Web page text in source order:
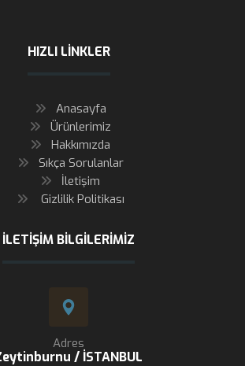
HIZLI LINKLER
Anasayfa
Ürünlerimiz
Hakkımızda
Sıkça Sorulanlar
İletişim
Gizlilik Politikası
İLETIŞIM BILGILERIMIZ
Adres
/ İSTANBUL